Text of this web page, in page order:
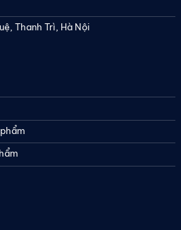
Thanh Trì, Hà Nội